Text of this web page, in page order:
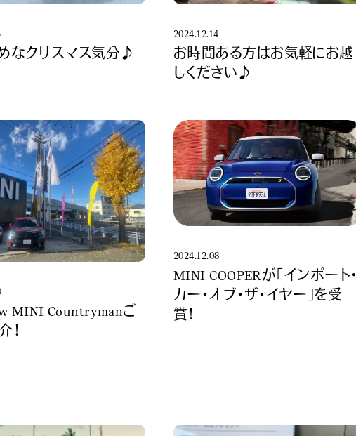
なクリスマス気分♪
2024.12.14
お時間ある方はお気軽にお越
しください♪
MINI Countrymanご
！
2024.12.08
MINI COOPERが「インポート・
カー・オブ・ザ・イヤー」を受
賞！